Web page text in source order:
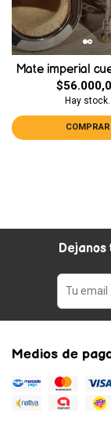
Mate imperial
Hay stock.
COMPRAR
Medios de